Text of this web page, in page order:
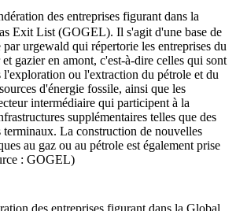
des entreprises figurant dans la
Exit List (GOGEL). Il s'agit d'une base de
urgewald qui répertorie les entreprises du
gazier en amont, c'est-à-dire celles qui sont
l'exploration ou l'extraction du pétrole et du
d'énergie fossile, ainsi que les
intermédiaire qui participent à la
supplémentaires telles que des
terminaux. La construction de nouvelles
au gaz ou au pétrole est également prise
: GOGEL)
des entreprises figurant dans la Global